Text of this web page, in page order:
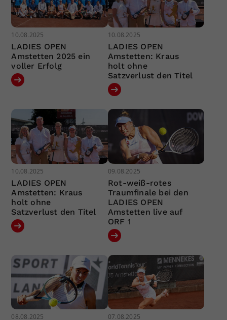
10.08.2025
LADIES OPEN
Amstetten 2025 ein
voller Erfolg
10.08.2025
LADIES OPEN
Amstetten: Kraus
holt ohne
Satzverlust den Titel
10.08.2025
LADIES OPEN
Amstetten: Kraus
holt ohne
Satzverlust den Titel
09.08.2025
Rot-weiß-rotes
Traumfinale bei den
LADIES OPEN
Amstetten live auf
ORF 1
08.08.2025 07.08.2025